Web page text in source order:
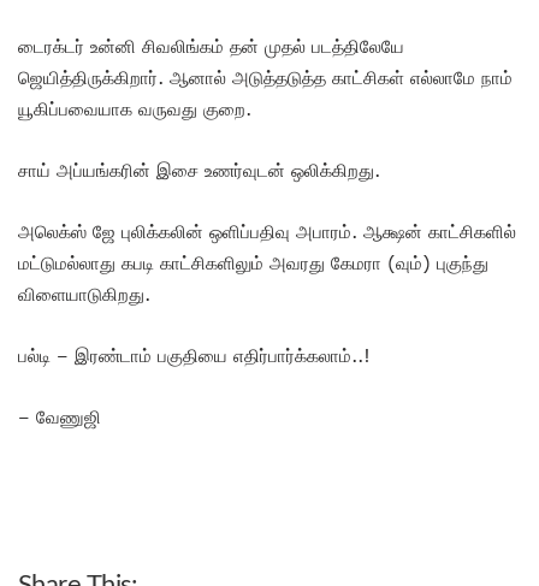
டைரக்டர் உன்னி சிவலிங்கம் தன் முதல் படத்திலேயே
ஜெயித்திருக்கிறார். ஆனால் அடுத்தடுத்த காட்சிகள் எல்லாமே நாம்
யூகிப்பவையாக வருவது குறை.
சாய் அப்யங்கரின் இசை உணர்வுடன் ஒலிக்கிறது.
அலெக்ஸ் ஜே புலிக்கலின் ஒளிப்பதிவு அபாரம். ஆக்ஷன் காட்சிகளில்
மட்டுமல்லாது கபடி காட்சிகளிலும் அவரது கேமரா (வும்) புகுந்து
விளையாடுகிறது.
பல்டி – இரண்டாம் பகுதியை எதிர்பார்க்கலாம்..!
– வேணுஜி